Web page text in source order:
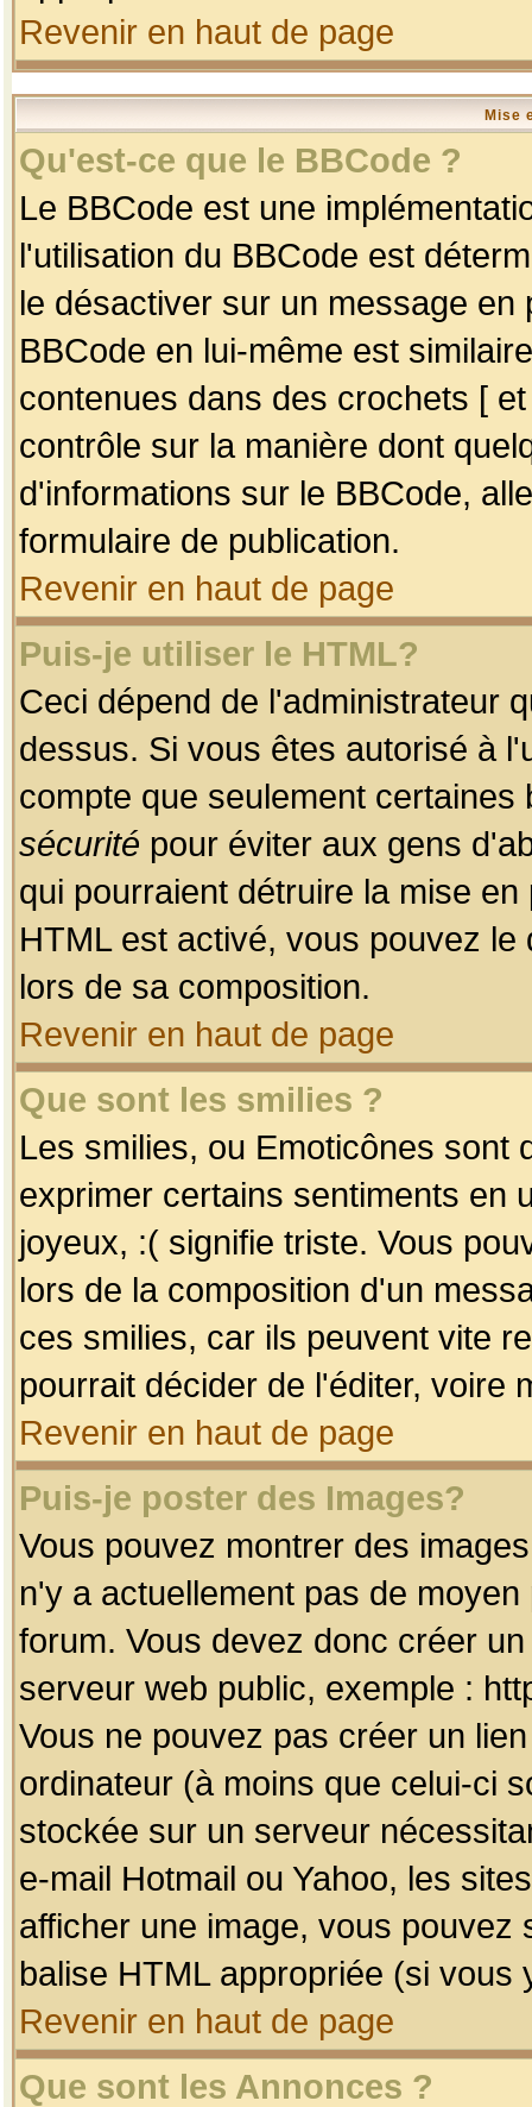
Revenir en haut de page
Mise
Qu'est-ce que le BBCode ?
Le BBCode est une
l'utilisation du BBCode est
le désactiver sur un message
BBCode en lui-même est
contenues dans des crochets [
contrôle sur la manière dont
d'informations sur le BBCode,
formulaire de publication.
Revenir en haut de page
Puis-je utiliser le HTML?
Ceci dépend de l'administrateur
dessus. Si vous êtes autorisé à
compte que seulement
sécurité pour éviter aux gens
qui pourraient détruire la mise
HTML est activé, vous pouvez
lors de sa composition.
Revenir en haut de page
Que sont les smilies ?
Les smilies, ou Emoticônes sont
exprimer certains sentiments en
joyeux, :( signifie triste. Vous
lors de la composition d'un
ces smilies, car ils peuvent vite
pourrait décider de l'éditer, voire
Revenir en haut de page
Puis-je poster des Images?
Vous pouvez montrer des
n'y a actuellement pas de
forum. Vous devez donc créer
serveur web public, exemple :
Vous ne pouvez pas créer un
ordinateur (à moins que celui-ci
stockée sur un serveur
e-mail Hotmail ou Yahoo, les
afficher une image, vous pouvez
balise HTML appropriée (si vous
Revenir en haut de page
Que sont les Annonces ?